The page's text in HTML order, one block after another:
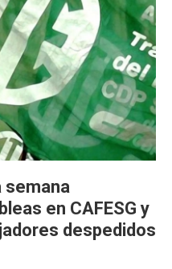
semana
en CAFESG y
despedidos